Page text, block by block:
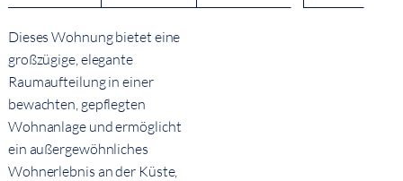
Dieses Wohnung bietet eine
großzügige, elegante
Raumaufteilung in einer
bewachten, gepflegten
Wohnanlage und ermöglicht
ein außergewöhnliches
Wohnerlebnis an der Küste,